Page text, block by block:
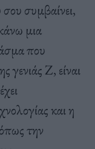
συμβαίνει,
μια
που
γενιάς Ζ, είναι
και η
την